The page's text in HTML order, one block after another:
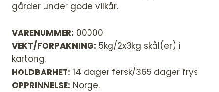
gårder under gode vilkår.
VARENUMMER: 00000
VEKT/FORPAKNING: 5kg/2x3kg skål(er) i
kartong.
HOLDBARHET: 14 dager fersk/365 dager frys
OPPRINNELSE: Norge.